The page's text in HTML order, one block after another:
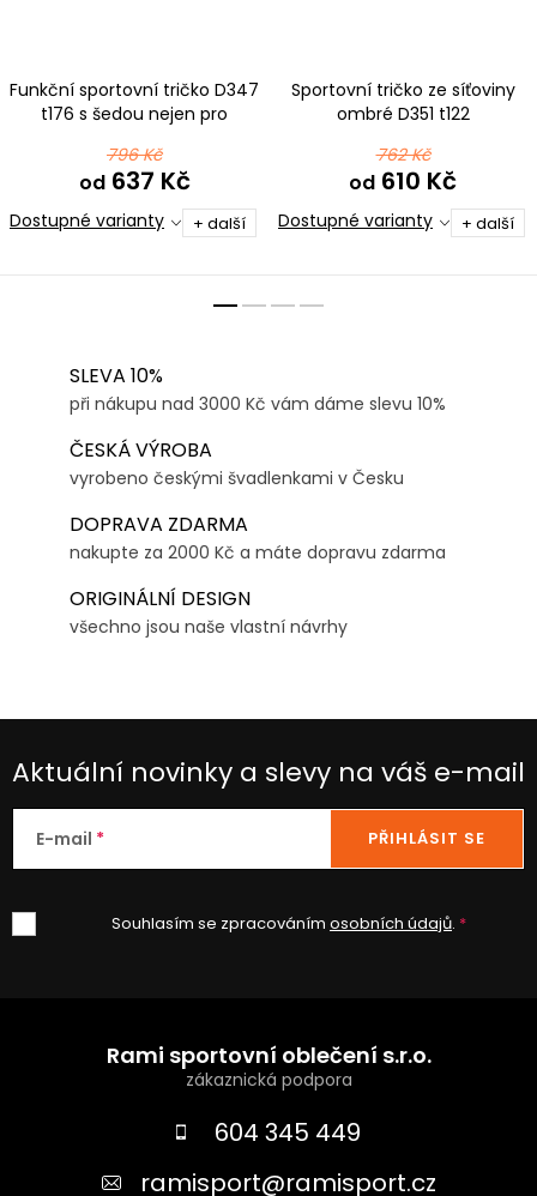
Funkční sportovní tričko D347
t176 s šedou nejen pro
796 Kč
od637 Kč
Dostupné varianty + další
Sportovní tričko ze síťoviny
ombré D351 t122
762 Kč
od 610 Kč
Dostupné varianty + další
SLEVA 10%
při nákupu nad 3000 Kč vám dáme slevu 10%
ČESKÁ VÝROBA
vyrobeno českými švadlenkami v Česku
DOPRAVA ZDARMA
nakupte za 2000 Kč a máte dopravu zdarma
ORIGINÁLNÍ DESIGN
všechno jsou naše vlastní návrhy
Aktuální novinky a slevy na váš e-mail
E-mail
Souhlasím se zpracováním osobních údajů.
PŘIHLÁSIT SE
Rami sportovní oblečení s.r.o.
604 345 449
ramisport@ramisport.cz